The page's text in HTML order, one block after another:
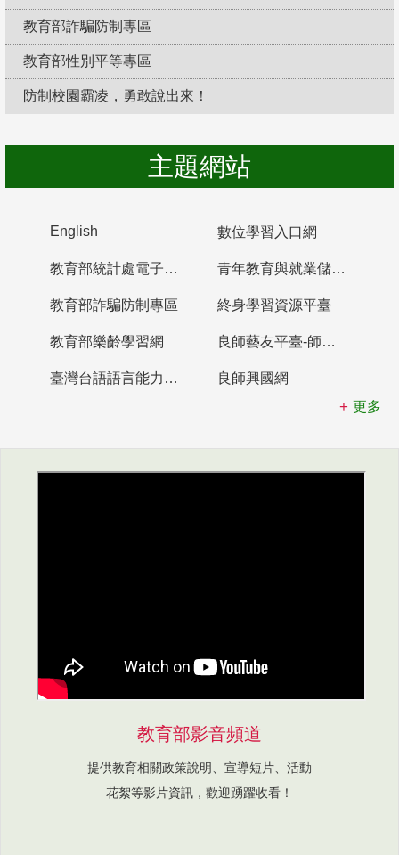
教育部詐騙防制專區
教育部性別平等專區
防制校園霸凌，勇敢說出來！
主題網站
English 數位學習入口網
教育部統計處電子書櫃 青年教育與就業儲蓄帳戶
教育部詐騙防制專區 終身學習資源平臺
教育部樂齡學習網 良師藝友平臺-師資培育整合平臺
臺灣台語語言能力認證網站
良師興國網
更多
教育部影音頻道
提供教育相關政策說明、宣導短片、活動
花絮等影片資訊，歡迎踴躍收看！